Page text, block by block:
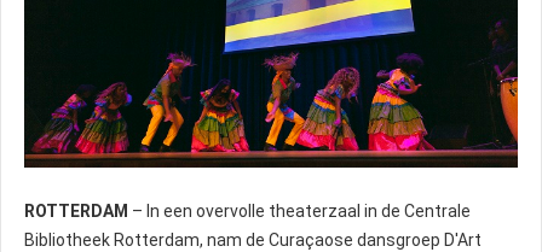
ROTTERDAM – In een overvolle theaterzaal in de Centrale
Bibliotheek Rotterdam, nam de Curaçaose dansgroep D'Art